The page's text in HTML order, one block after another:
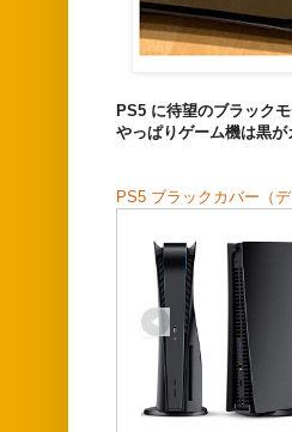
PS5 に待望のブラック
やっぱりゲーム機は黒が
PS5 ブラックカバー（